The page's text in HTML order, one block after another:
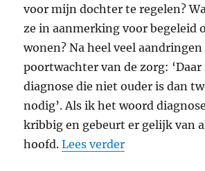
voor mijn dochter te regelen?
ze in aanmerking voor begeleid
wonen? Na heel veel aandringen
poortwachter van de zorg: ‘Daar
diagnose die niet ouder is dan
nodig’. Als ik het woord
kribbig en gebeurt er gelijk van
hoofd.Lees verder“De juiste